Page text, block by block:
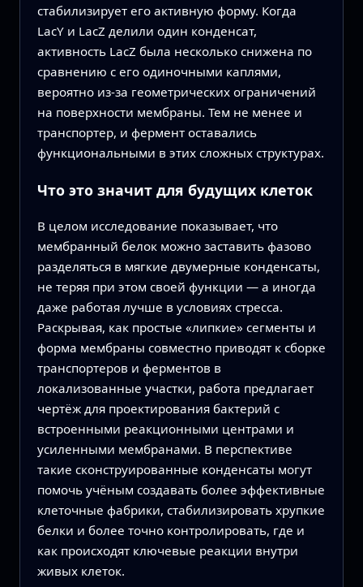
стабилизирует его активную форму. Когда
LacY и LacZ делили один конденсат,
активность LacZ была несколько снижена по
сравнению с его одиночными каплями,
вероятно из-за геометрических ограничений
на поверхности мембраны. Тем не менее и
транспортер, и фермент оставались
функциональными в этих сложных структурах.
Что это значит для будущих клеток
В целом исследование показывает, что
мембранный белок можно заставить фазово
разделяться в мягкие двумерные конденсаты,
не теряя при этом своей функции — а иногда
даже работая лучше в условиях стресса.
Раскрывая, как простые «липкие» сегменты и
форма мембраны совместно приводят к сборке
транспортеров и ферментов в
локализованные участки, работа предлагает
чертёж для проектирования бактерий с
встроенными реакционными центрами и
усиленными мембранами. В перспективе
такие сконструированные конденсаты могут
помочь учёным создавать более эффективные
клеточные фабрики, стабилизировать хрупкие
белки и более точно контролировать, где и
как происходят ключевые реакции внутри
живых клеток.